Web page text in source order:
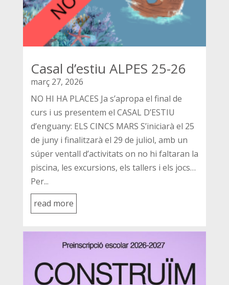
Casal d’estiu ALPES 25-26
març 27, 2026
NO HI HA PLACES Ja s’apropa el final de
curs i us presentem el CASAL D’ESTIU
d’enguany: ELS CINCS MARS S’iniciarà el 25
de juny i finalitzarà el 29 de juliol, amb un
súper ventall d’activitats on no hi faltaran la
piscina, les excursions, els tallers i els jocs…
Per...
read more